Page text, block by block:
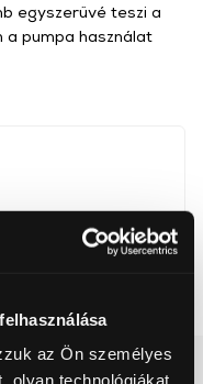
az Ön személyes
olyan technológiákat
egyszerűvé teszi a
a pumpa használat